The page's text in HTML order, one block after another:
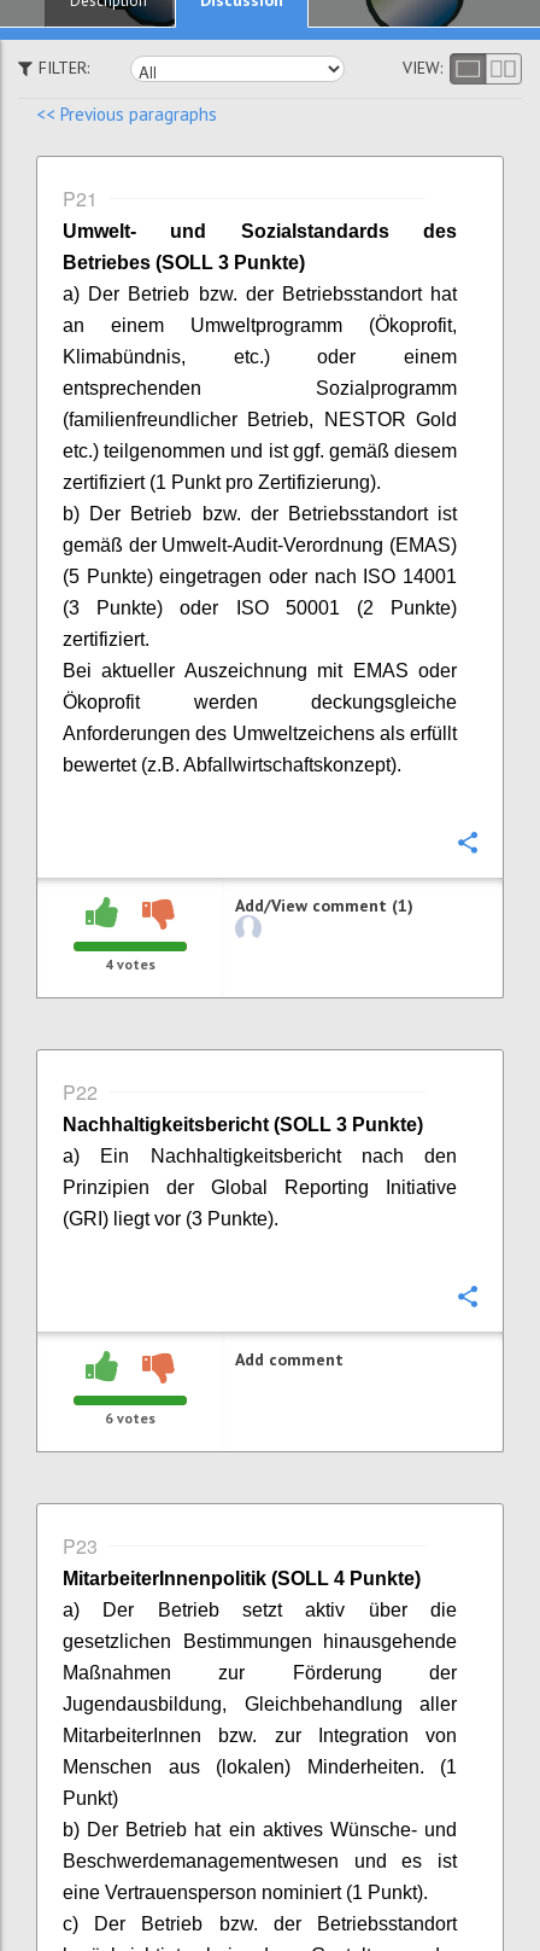
FILTER: VIEW:
<< Previous paragraphs
P21
Umwelt- und Sozialstandards des
Betriebes (SOLL 3 Punkte)
a) Der Betrieb bzw. der Betriebsstandort hat
an einem Umweltprogramm (Ökoprofit,
Klimabündnis, etc.) oder einem
entsprechenden Sozialprogramm
(familienfreundlicher Betrieb, NESTOR Gold
etc.) teilgenommen und ist ggf. gemäß diesem
zertifiziert (1 Punkt pro Zertifizierung).
b) Der Betrieb bzw. der Betriebsstandort ist
gemäß der Umwelt-Audit-Verordnung (EMAS)
(5 Punkte) eingetragen oder nach ISO 14001
(3 Punkte) oder ISO 50001 (2 Punkte)
zertifiziert.
Bei aktueller Auszeichnung mit EMAS oder
Ökoprofit werden deckungsgleiche
Anforderungen des Umweltzeichens als erfüllt
bewertet (z.B. Abfallwirtschaftskonzept).
4 votes
Add/View comment (1)
P22
Nachhaltigkeitsbericht (SOLL 3 Punkte)
a) Ein Nachhaltigkeitsbericht nach den
Prinzipien der Global Reporting Initiative
(GRI) liegt vor (3 Punkte).
6 votes
Add comment
P23
MitarbeiterInnenpolitik (SOLL 4 Punkte)
a) Der Betrieb setzt aktiv über die
gesetzlichen Bestimmungen hinausgehende
Maßnahmen zur Förderung der
Jugendausbildung, Gleichbehandlung aller
MitarbeiterInnen bzw. zur Integration von
Menschen aus (lokalen) Minderheiten. (1
Punkt)
b) Der Betrieb hat ein aktives Wünsche- und
Beschwerdemanagementwesen und es ist
eine Vertrauensperson nominiert (1 Punkt).
c) Der Betrieb bzw. der Betriebsstandort